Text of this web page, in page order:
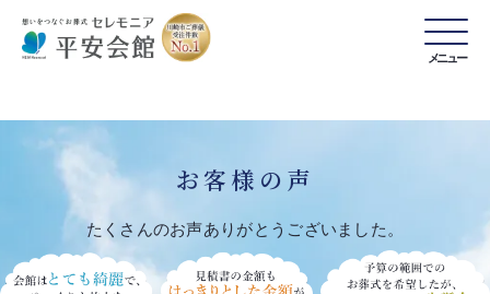
メニュー
お客様の声
たくさんのお声ありがとうございました。